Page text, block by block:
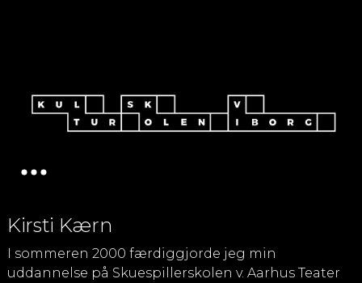
Kirsti Kærn
I sommeren 2000 færdiggjorde jeg min
uddannelse på Skuespillerskolen v. Aarhus Teater